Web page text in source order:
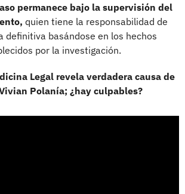
permanece bajo la supervisión del
quien tiene la responsabilidad de
definitiva basándose en los hechos
por la investigación.
Legal revela verdadera causa de
Polanía; ¿hay culpables?